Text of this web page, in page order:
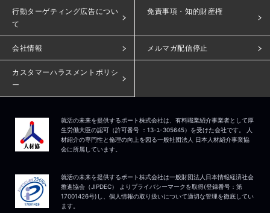
行動ターゲティング広告につい
て
免責事項・知的財産権
会社情報 メルマガ配信停止
カスタマーハラスメントポリシ
ー